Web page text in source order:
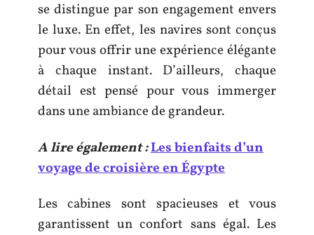
se distingue par son engagement envers
le luxe. En effet, les navires sont conçus
pour vous offrir une expérience élégante
à chaque instant. D’ailleurs, chaque
détail est pensé pour vous immerger
dans une ambiance de grandeur.
A lire également :Les bienfaits d’un
voyage de croisière en Égypte
Les cabines sont spacieuses et vous
garantissent un confort sans égal. Les